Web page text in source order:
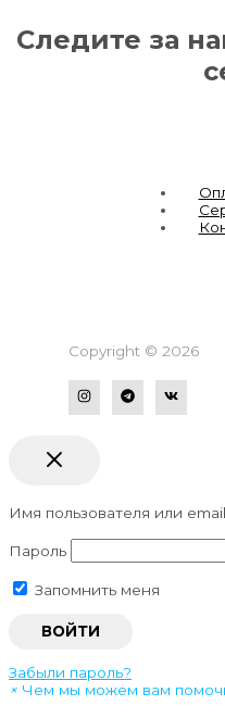
Следите за
Copyright © 2026
Имя пользователя или email
Пароль
Запомнить меня
Забыли пароль?
× Чем мы можем вам